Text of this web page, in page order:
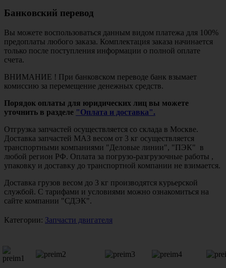
Банковский перевод
Вы можете воспользоваться данным видом платежа для 100%
предоплаты любого заказа. Комплектация заказа начинается
только после поступления информации о полной оплате
счета.
ВНИМАНИЕ ! При банковском переводе банк взымает
комиссию за перемещение денежных средств.
Порядок оплаты для юридических лиц вы можете
уточнить в разделе "Оплата и доставка".
Отгрузка запчастей осуществляется со склада в Москве.
Доставка запчастей МАЗ весом от 3 кг осуществляется
транспортными компаниями "Деловые линии", "ПЭК" в
любой регион РФ. Оплата за погрузо-разгрузочные работы ,
упаковку и доставку до транспортной компании не взимается.
Доставка грузов весом до 3 кг производятся курьерской
службой. С тарифами и условиями можно ознакомиться на
сайте компании "СДЭК".
Категории: Запчасти двигателя